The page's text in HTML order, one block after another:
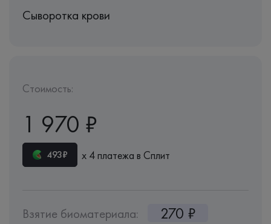
Сыворотка крови
Стоимость:
1 970 ₽
493₽ х 4 платежа в Сплит
Взятие биоматериала: 270 ₽